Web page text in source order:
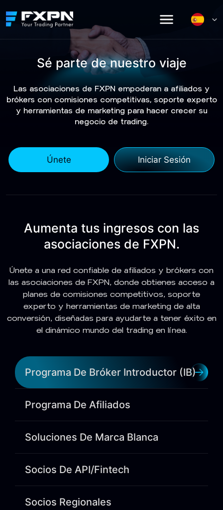
to
content
Sé parte de nuestro viaje
Las asociaciones de FXPN empoderan a afiliados y
brókers con comisiones competitivas, soporte experto
y herramientas de marketing para hacer crecer su
negocio de trading.
Únete Iniciar Sesión
Aumenta tus ingresos con las
asociaciones de FXPN.
Únete a una red confiable de afiliados y brókers con
las asociaciones de FXPN, donde obtienes acceso a
planes de comisiones competitivos, soporte
experto y herramientas de marketing de alta
conversión, diseñadas para ayudarte a tener éxito en
el dinámico mundo del trading en línea.
Programa De Bróker Introductor (IB)
Programa De Afiliados
Soluciones De Marca Blanca
Socios De API/Fintech
Socios Regionales